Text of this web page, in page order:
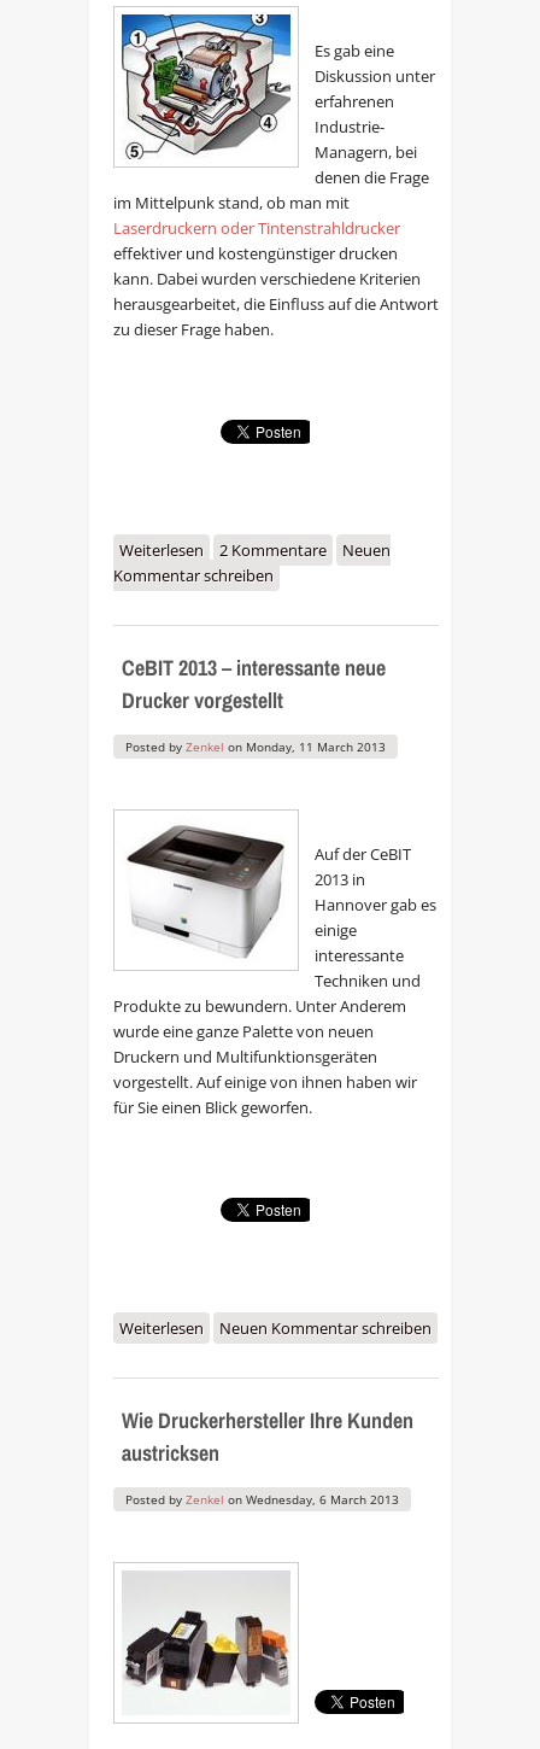
Es gab eine
Diskussion unter
erfahrenen
Industrie-
Managern, bei
denen die Frage
im Mittelpunk stand, ob man mit
Laserdruckern oder Tintenstrahldrucker
effektiver und kostengünstiger drucken
kann. Dabei wurden verschiedene Kriterien
herausgearbeitet, die Einfluss auf die Antwort
zu dieser Frage haben.
Weiterlesenüber Druckkosten:
Tintenstrahldrucker oder
2 Kommentare
Neuen
Kommentar schreiben
CeBIT 2013 – interessante neue
Drucker vorgestellt
Posted by Zenkel on Monday, 11 March 2013
Auf der CeBIT
2013 in
Hannover gab es
einige
interessante
Techniken und
Produkte zu bewundern. Unter Anderem
wurde eine ganze Palette von neuen
Druckern und Multifunktionsgeräten
vorgestellt. Auf einige von ihnen haben wir
für Sie einen Blick geworfen.
Weiterlesenüber CeBIT 2013 – interessante
Neuen Kommentar schreiben
Wie Druckerhersteller Ihre Kunden
austricksen
Posted by Zenkel on Wednesday, 6 March 2013